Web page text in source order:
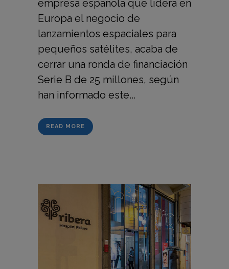
empresa española que lidera en
Europa el negocio de
lanzamientos espaciales para
pequeños satélites, acaba de
cerrar una ronda de financiación
Serie B de 25 millones, según
han informado este...
READ MORE